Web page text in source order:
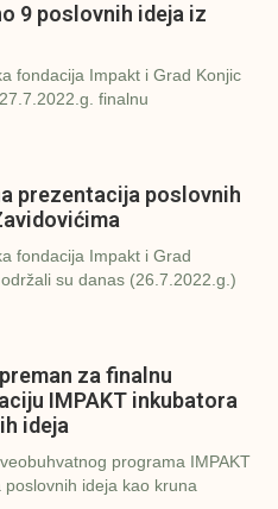
9 poslovnih ideja iz
fondacija Impakt i Grad Konjic
finalnu
prezentacija poslovnih
fondacija Impakt i Grad
su danas (26.7.2022.g.)
za finalnu
IMPAKT inkubatora
ideja
programa IMPAKT
poslovnih ideja kao kruna